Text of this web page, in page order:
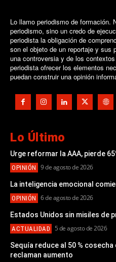
Lo llamo periodismo de formación.
periodismo, sino un credo de
periodista la obligación de
son el objeto de un reportaje y sus
una controversia y de los
periodista ofrecer los elementos
puedan construir una opinión
Lo Último
Urge reformar la AAA, pierde
OPINIÓN 9 de agosto de 2026
La inteligencia emocional
OPINIÓN 6 de agosto de 2026
Estados Unidos sin misiles de
ACTUALIDAD 5 de agosto de 2026
Sequía reduce al 50 %
reclaman aumento